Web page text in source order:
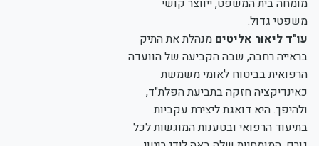
משפטי גדול.
עו"ד ליאור אליטיםמנהלת את התיק
בראייה רחבה, שבה הקביעה של הוועדה
הרפואית בביטוח לאומי משמשת
כאינדיקציה חזקה בתביעת הפלת"ד,
ולהיפך. היא דואגת ליצירת עקביות
בתיעוד הרפואי ובטענות המוגשות לכל